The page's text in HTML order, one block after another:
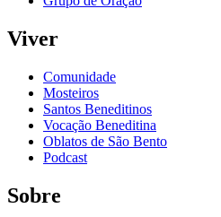
Viver
Comunidade
Mosteiros
Santos Beneditinos
Vocação Beneditina
Oblatos de São Bento
Podcast
Sobre